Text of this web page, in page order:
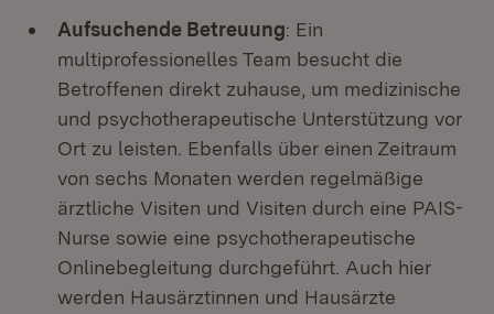
Aufsuchende Betreuung: Ein
multiprofessionelles Team besucht die
Betroffenen direkt zuhause, um medizinische
und psychotherapeutische Unterstützung vor
Ort zu leisten. Ebenfalls über einen Zeitraum
von sechs Monaten werden regelmäßige
ärztliche Visiten und Visiten durch eine PAIS-
Nurse sowie eine psychotherapeutische
Onlinebegleitung durchgeführt. Auch hier
werden Hausärztinnen und Hausärzte